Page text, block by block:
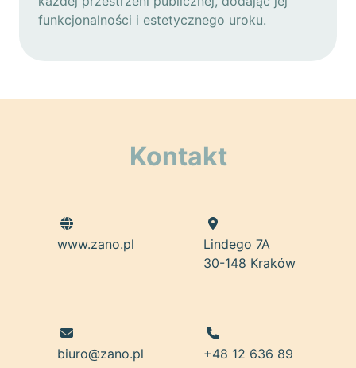
funkcjonalności i estetycznego uroku.
Kontakt
www.zano.pl
Lindego 7A
30-148 Kraków
biuro@zano.pl
+48 12 636 89